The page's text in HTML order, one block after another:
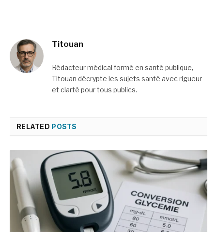
Titouan
Rédacteur médical formé en santé publique,
Titouan décrypte les sujets santé avec rigueur
et clarté pour tous publics.
RELATED POSTS